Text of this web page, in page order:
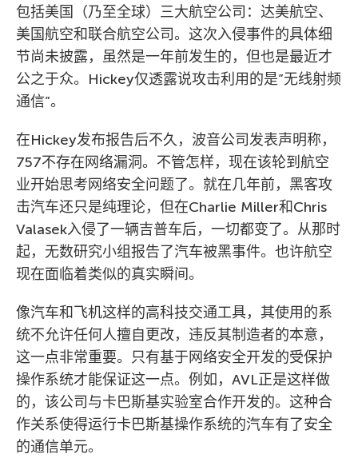
包括美国（乃至全球）三大航空公司：达美航空、
美国航空和联合航空公司。这次入侵事件的具体细
节尚未披露，虽然是一年前发生的，但也是最近才
公之于众。Hickey仅透露说攻击利用的是”无线射频
通信”。
在Hickey发布报告后不久，波音公司发表声明称，
757不存在网络漏洞。不管怎样，现在该轮到航空
业开始思考网络安全问题了。就在几年前，黑客攻
击汽车还只是纯理论，但在Charlie Miller和Chris
Valasek入侵了一辆吉普车后，一切都变了。从那时
起，无数研究小组报告了汽车被黑事件。也许航空
现在面临着类似的真实瞬间。
像汽车和飞机这样的高科技交通工具，其使用的系
统不允许任何人擅自更改，违反其制造者的本意，
这一点非常重要。只有基于网络安全开发的受保护
操作系统才能保证这一点。例如，AVL正是这样做
的，该公司与卡巴斯基实验室合作开发的。这种合
作关系使得运行卡巴斯基操作系统的汽车有了安全
的通信单元。